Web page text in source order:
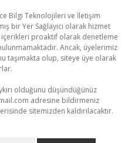
Bilgi Teknolojileri ve İletişim
bir Yer Sağlayıcı olarak hizmet
proaktif olarak denetleme
Ancak, üyelerimiz
taşımakta olup, siteye üye olarak
olduğunu düşündüğünüz
adresine bildirmeniz
sitemizden kaldırılacaktır.